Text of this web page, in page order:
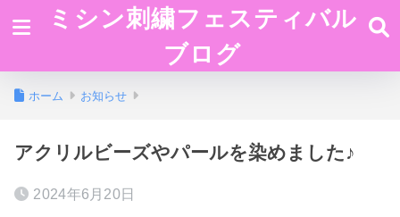
ミシン刺繍フェスティバル
ブログ
ホーム お知らせ
アクリルビーズやパールを染めました♪
2024年6月20日